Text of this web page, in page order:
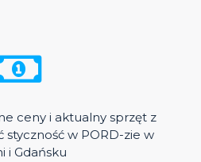
ceny i aktualny sprzęt z
styczność w PORD-zie w
i Gdańsku